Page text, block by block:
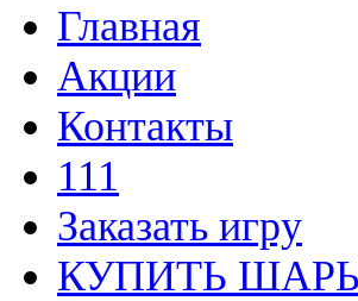
Главная
Акции
Контакты
111
Заказать игру
КУПИТЬ